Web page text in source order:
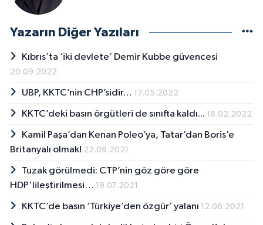
Yazarın Diğer Yazıları
Kıbrıs’ta ‘iki devlete’ Demir Kubbe güvencesi
20.09.2022
UBP, KKTC’nin CHP’sidir… 17.05.2022
KKTC’deki basın örgütleri de sınıfta kaldı... 18.02.2022
Kamil Paşa’dan Kenan Poleo’ya, Tatar’dan Boris’e
Britanyalı olmak! 22.09.2021
Tuzak görülmedi: CTP’nin göz göre göre
HDP'lileştirilmesi… 19.07.2021
KKTC’de basın ‘Türkiye’den özgür’ yalanı 12.06.2021